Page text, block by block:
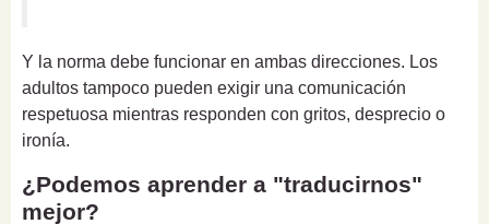
Y la norma debe funcionar en ambas direcciones. Los
adultos tampoco pueden exigir una comunicación
respetuosa mientras responden con gritos, desprecio o
ironía.
¿Podemos aprender a "traducirnos"
mejor?